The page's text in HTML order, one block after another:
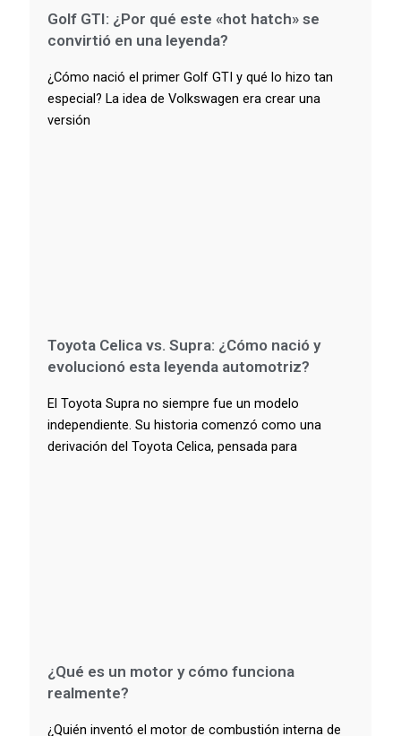
Golf GTI: ¿Por qué este «hot hatch» se
convirtió en una leyenda?
¿Cómo nació el primer Golf GTI y qué lo hizo tan
especial? La idea de Volkswagen era crear una
versión
Toyota Celica vs. Supra: ¿Cómo nació y
evolucionó esta leyenda automotriz?
El Toyota Supra no siempre fue un modelo
independiente. Su historia comenzó como una
derivación del Toyota Celica, pensada para
¿Qué es un motor y cómo funciona
realmente?
¿Quién inventó el motor de combustión interna de